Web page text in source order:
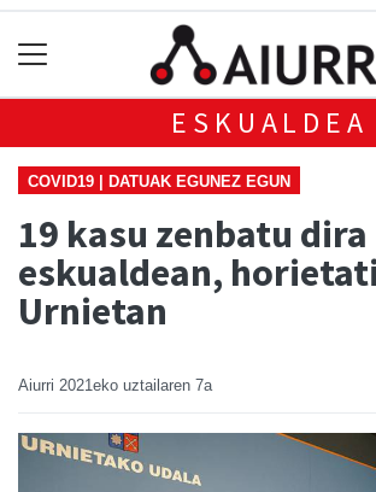
ESKUALDEA
COVID19 | DATUAK EGUNEZ EGUN
19 kasu zenbatu dira
eskualdean,
Urnietan
Aiurri 2021eko uztailaren 7a